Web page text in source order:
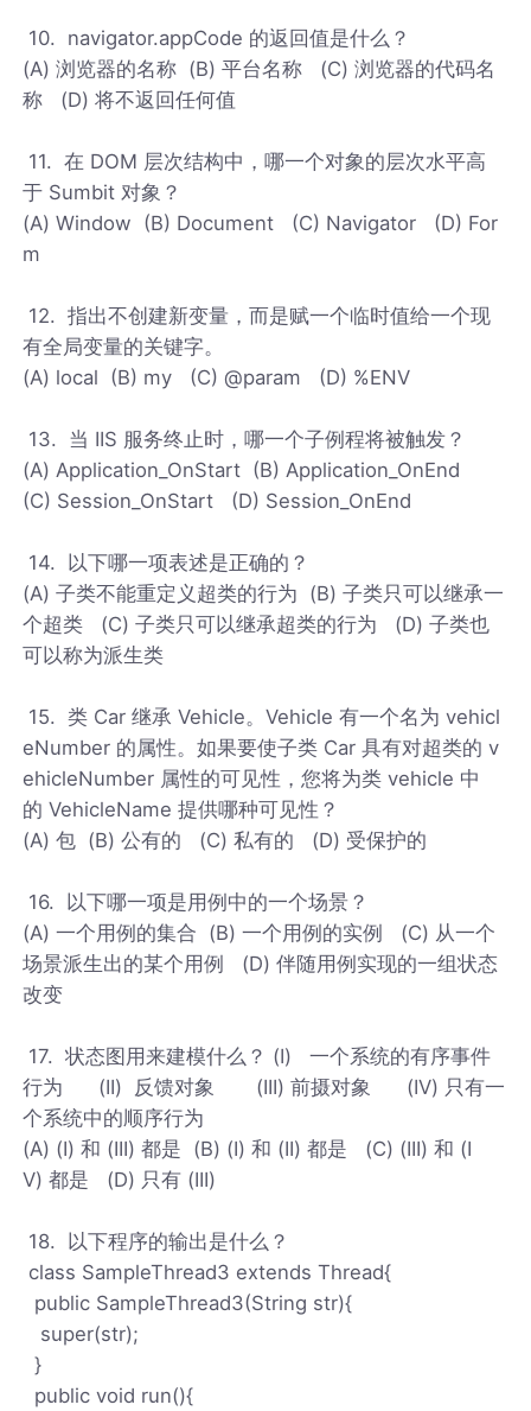
10. navigator.appCode 的返回值是什么？
(A) 浏览器的名称 (B) 平台名称 (C) 浏览器的代码名
称 (D) 将不返回任何值
11. 在 DOM 层次结构中，哪一个对象的层次水平高
于 Sumbit 对象？
(A) Window (B) Document (C) Navigator (D) For
m
12. 指出不创建新变量，而是赋一个临时值给一个现
有全局变量的关键字。
(A) local (B) my (C) @param (D) %ENV
13. 当 IIS 服务终止时，哪一个子例程将被触发？
(A) Application_OnStart (B) Application_OnEnd
(C) Session_OnStart (D) Session_OnEnd
14. 以下哪一项表述是正确的？
(A) 子类不能重定义超类的行为 (B) 子类只可以继承一
个超类 (C) 子类只可以继承超类的行为 (D) 子类也
可以称为派生类
15. 类 Car 继承 Vehicle。Vehicle 有一个名为 vehicl
eNumber 的属性。如果要使子类 Car 具有对超类的 v
ehicleNumber 属性的可见性，您将为类 vehicle 中
的 VehicleName 提供哪种可见性？
(A) 包 (B) 公有的 (C) 私有的 (D) 受保护的
16. 以下哪一项是用例中的一个场景？
(A) 一个用例的集合 (B) 一个用例的实例 (C) 从一个
场景派生出的某个用例 (D) 伴随用例实现的一组状态
改变
17. 状态图用来建模什么？ (I) 一个系统的有序事件
行为 (II) 反馈对象 (III) 前摄对象 (IV) 只有一
个系统中的顺序行为
(A) (I) 和 (III) 都是 (B) (I) 和 (II) 都是 (C) (III) 和 (I
V) 都是 (D) 只有 (III)
18. 以下程序的输出是什么？
class SampleThread3 extends Thread{
public SampleThread3(String str){
super(str);
}
public void run(){